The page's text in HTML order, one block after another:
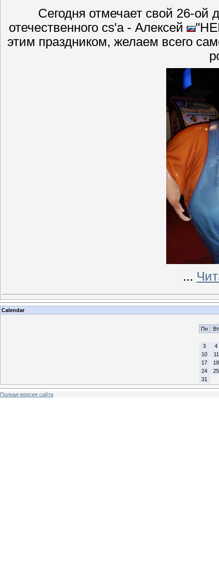
Сегодня отмечает свой 26-ой
отечественного cs'a - Алексей
этим праздником, желаем всего
...
Calendar
Пн
Вт
3
4
10
11
17
18
24
25
31
Полная версия сайта